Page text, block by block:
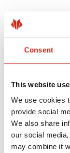
Consent
This website
We use cookies
provide social
We also share
our social
may combine it
Pentru